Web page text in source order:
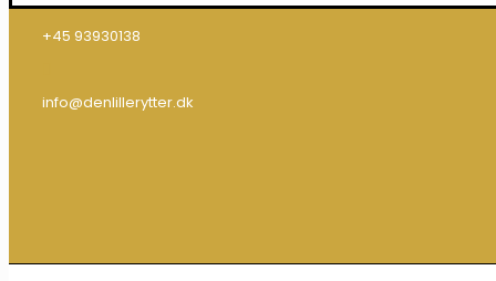
+45 93930138
info@denlillerytter.dk